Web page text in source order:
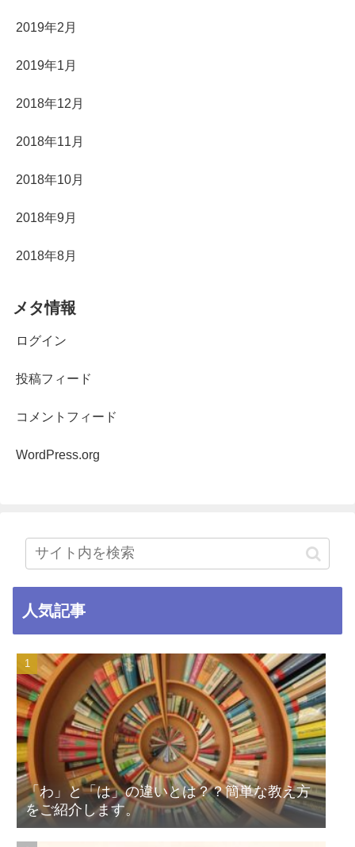
2019年2月
2019年1月
2018年12月
2018年11月
2018年10月
2018年9月
2018年8月
メタ情報
ログイン
投稿フィード
コメントフィード
WordPress.org
人気記事
「わ」と「は」の違いとは？？簡単な教え方
をご紹介します。